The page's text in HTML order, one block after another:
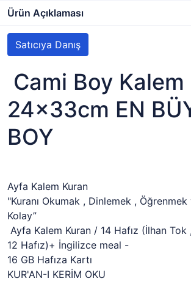
Ürün Açıklaması
Satıcıya Danış
Cami Boy Kalem
24x33cm EN
BOY
Ayfa Kalem Kuran
"Kuranı Okumak , Dinlemek ,
Kolay”
Ayfa Kalem Kuran / 14 Hafız (İlhan
12 Hafız)+ İngilizce meal -
16 GB Hafıza Kartı
KUR'AN-I KERİM OKU